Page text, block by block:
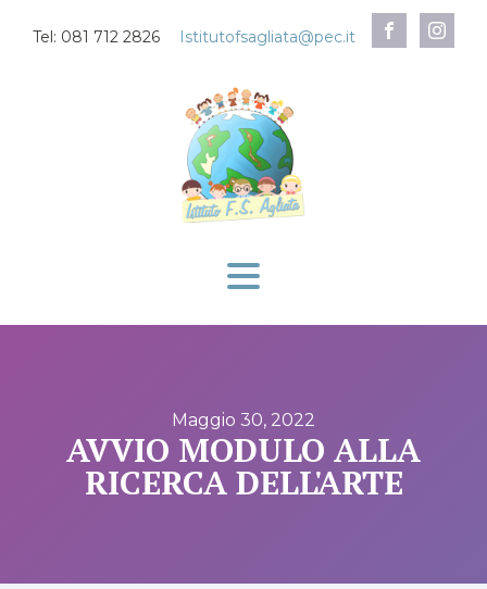
Tel: 081 712 2826 Istitutofsagliata@pec.it
Maggio 30, 2022
AVVIO MODULO ALLA
RICERCA DELL'ARTE